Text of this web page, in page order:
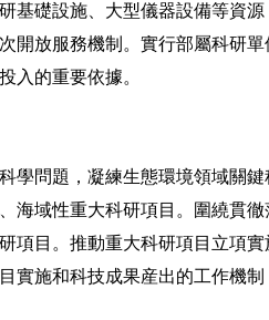
礎設施、大型儀器設備等資源
開放服務機制。實行部屬科研
入的重要依據。
問題，凝練生態環境領域關鍵
海域性重大科研項目。圍繞貫
項目。推動重大科研項目立項
實施和科技成果産出的工作機